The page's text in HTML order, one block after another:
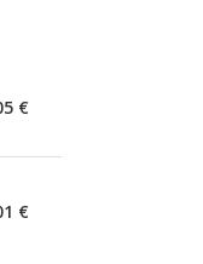
€
€